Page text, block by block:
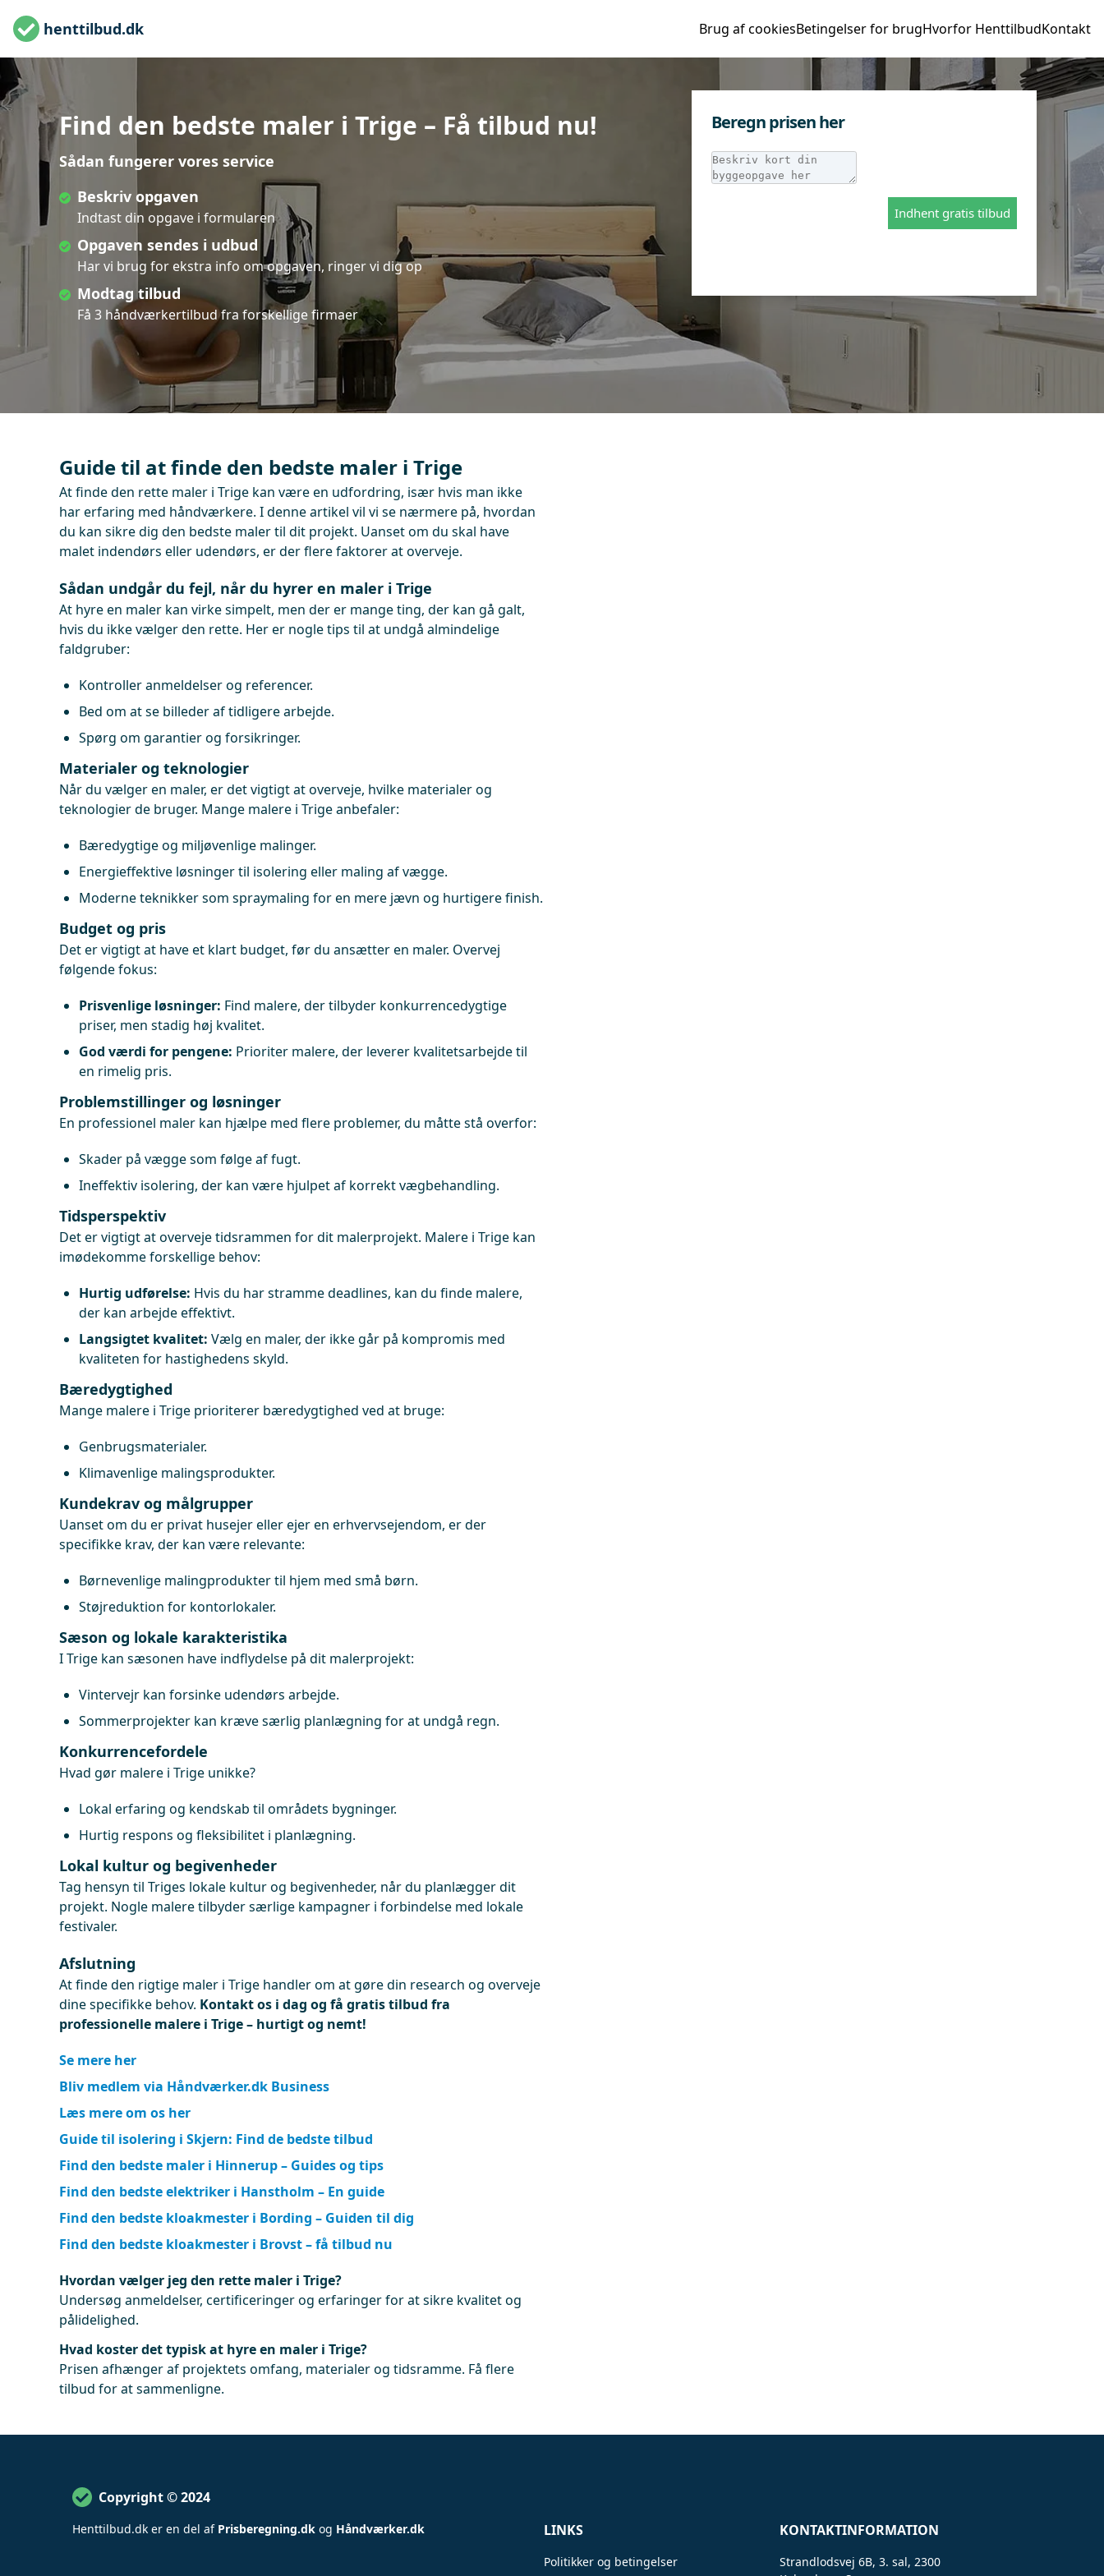
henttilbud.dk Brug af cookiesBetingelser for brugHvorfor HenttilbudKontakt
Find den bedste maler i Trige – Få tilbud nu!
Sådan fungerer vores service
Beskriv opgaven
Indtast din opgave i formularen
Opgaven sendes i udbud
Har vi brug for ekstra info om opgaven, ringer vi dig op
Modtag tilbud
Få 3 håndværkertilbud fra forskellige firmaer
Beregn prisen her
Indhent gratis tilbud
Guide til at finde den bedste maler i Trige
At finde den rette maler i Trige kan være en udfordring, især hvis man ikke
har erfaring med håndværkere. I denne artikel vil vi se nærmere på, hvordan
du kan sikre dig den bedste maler til dit projekt. Uanset om du skal have
malet indendørs eller udendørs, er der flere faktorer at overveje.
Sådan undgår du fejl, når du hyrer en maler i Trige
At hyre en maler kan virke simpelt, men der er mange ting, der kan gå galt,
hvis du ikke vælger den rette. Her er nogle tips til at undgå almindelige
faldgruber:
Kontroller anmeldelser og referencer.
Bed om at se billeder af tidligere arbejde.
Spørg om garantier og forsikringer.
Materialer og teknologier
Når du vælger en maler, er det vigtigt at overveje, hvilke materialer og
teknologier de bruger. Mange malere i Trige anbefaler:
Bæredygtige og miljøvenlige malinger.
Energieffektive løsninger til isolering eller maling af vægge.
Moderne teknikker som spraymaling for en mere jævn og hurtigere finish.
Budget og pris
Det er vigtigt at have et klart budget, før du ansætter en maler. Overvej
følgende fokus:
Prisvenlige løsninger: Find malere, der tilbyder konkurrencedygtige
priser, men stadig høj kvalitet.
God værdi for pengene: Prioriter malere, der leverer kvalitetsarbejde til
en rimelig pris.
Problemstillinger og løsninger
En professionel maler kan hjælpe med flere problemer, du måtte stå overfor:
Skader på vægge som følge af fugt.
Ineffektiv isolering, der kan være hjulpet af korrekt vægbehandling.
Tidsperspektiv
Det er vigtigt at overveje tidsrammen for dit malerprojekt. Malere i Trige kan
imødekomme forskellige behov:
Hurtig udførelse: Hvis du har stramme deadlines, kan du finde malere,
der kan arbejde effektivt.
Langsigtet kvalitet: Vælg en maler, der ikke går på kompromis med
kvaliteten for hastighedens skyld.
Bæredygtighed
Mange malere i Trige prioriterer bæredygtighed ved at bruge:
Genbrugsmaterialer.
Klimavenlige malingsprodukter.
Kundekrav og målgrupper
Uanset om du er privat husejer eller ejer en erhvervsejendom, er der
specifikke krav, der kan være relevante:
Børnevenlige malingprodukter til hjem med små børn.
Støjreduktion for kontorlokaler.
Sæson og lokale karakteristika
I Trige kan sæsonen have indflydelse på dit malerprojekt:
Vintervejr kan forsinke udendørs arbejde.
Sommerprojekter kan kræve særlig planlægning for at undgå regn.
Konkurrencefordele
Hvad gør malere i Trige unikke?
Lokal erfaring og kendskab til områdets bygninger.
Hurtig respons og fleksibilitet i planlægning.
Lokal kultur og begivenheder
Tag hensyn til Triges lokale kultur og begivenheder, når du planlægger dit
projekt. Nogle malere tilbyder særlige kampagner i forbindelse med lokale
festivaler.
Afslutning
At finde den rigtige maler i Trige handler om at gøre din research og overveje
dine specifikke behov. Kontakt os i dag og få gratis tilbud fra
professionelle malere i Trige – hurtigt og nemt!
Se mere her
Bliv medlem via Håndværker.dk Business
Læs mere om os her
Guide til isolering i Skjern: Find de bedste tilbud
Find den bedste maler i Hinnerup – Guides og tips
Find den bedste elektriker i Hanstholm – En guide
Find den bedste kloakmester i Bording – Guiden til dig
Find den bedste kloakmester i Brovst – få tilbud nu
Hvordan vælger jeg den rette maler i Trige?
Undersøg anmeldelser, certificeringer og erfaringer for at sikre kvalitet og
pålidelighed.
Hvad koster det typisk at hyre en maler i Trige?
Prisen afhænger af projektets omfang, materialer og tidsramme. Få flere
tilbud for at sammenligne.
Copyright © 2024
Henttilbud.dk er en del af Prisberegning.dk og Håndværker.dk LINKS
Politikker og betingelser
KONTAKTINFORMATION
Strandlodsvej 6B, 3. sal, 2300